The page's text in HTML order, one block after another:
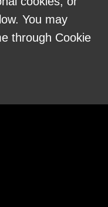
You may
through Cookie